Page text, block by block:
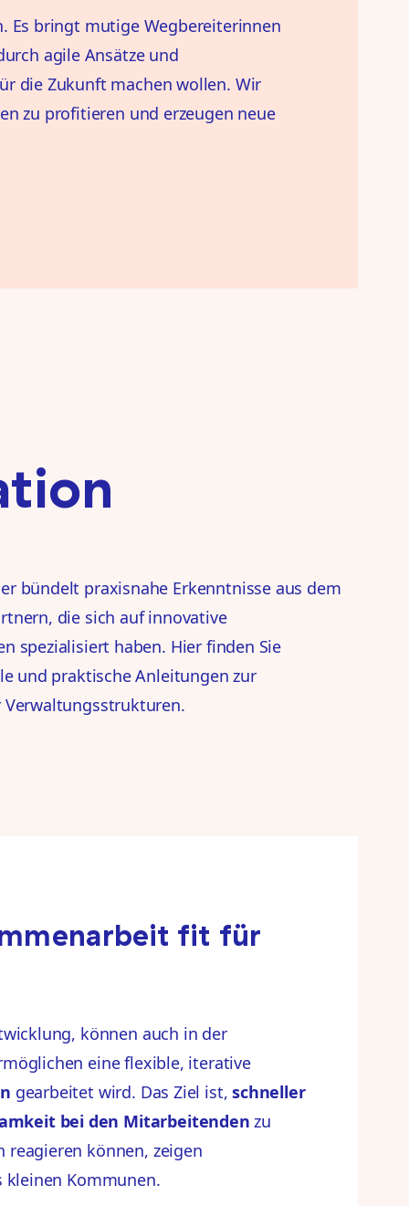
Es bringt mutige Wegbereiterinnen
agile Ansätze und
die Zukunft machen wollen. Wir
zu profitieren und erzeugen neue
bündelt praxisnahe Erkenntnisse aus dem
die sich auf innovative
spezialisiert haben. Hier finden Sie
und praktische Anleitungen zur
fit für
können auch in der
eine flexible, iterative
gearbeitet wird. Das Ziel ist,schneller
bei den Mitarbeitenden zu
reagieren können, zeigen
Kommunen.